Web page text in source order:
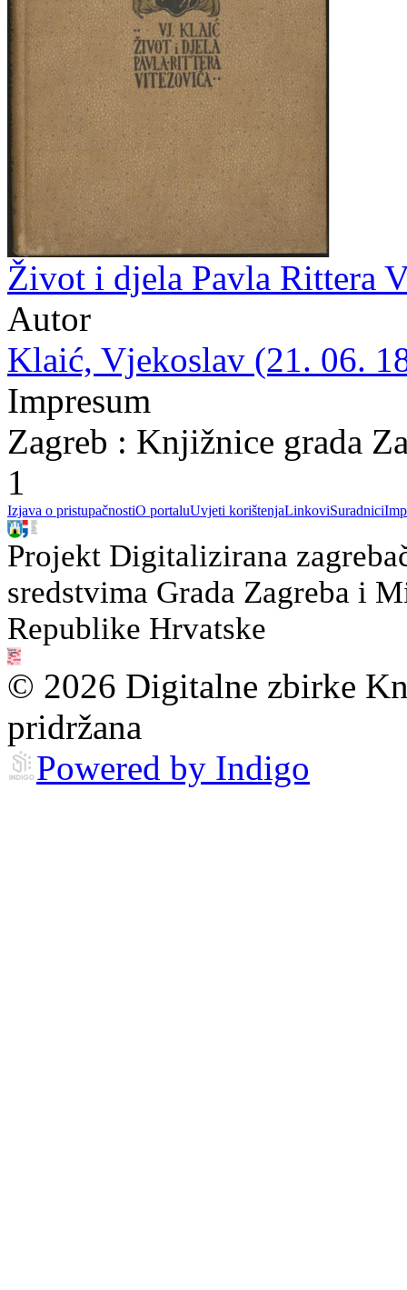
Život i djela Pavla Rittera
Autor
Klaić, Vjekoslav (21. 06.
Impresum
Zagreb : Knjižnice grada
1
Izjava o pristupačnostiO portaluUvjeti korištenjaLinkoviSuradnici
Projekt Digitalizirana
sredstvima Grada Zagreba i
Republike Hrvatske
© 2026 Digitalne zbirke
pridržana
Powered by Indigo